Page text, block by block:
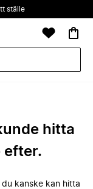
ställe
hitta
efter.
kanske kan hitta